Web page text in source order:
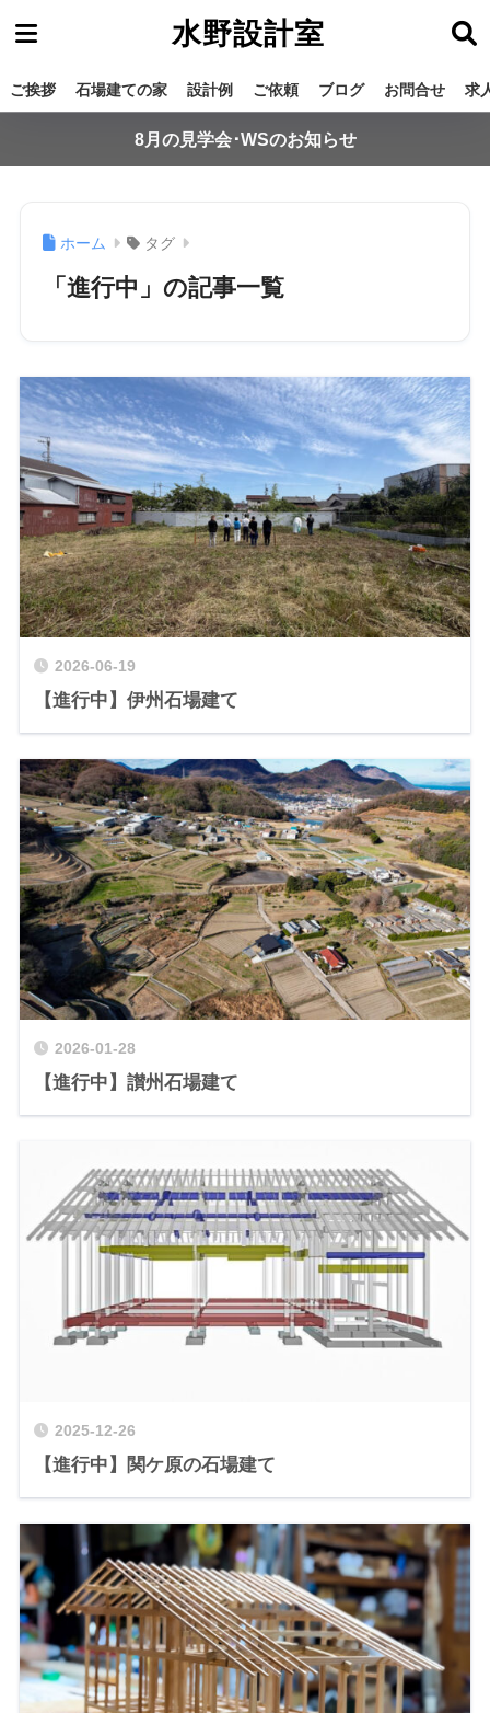
水野設計室
ご挨拶 石場建ての家 設計例 ご依頼 ブログ お問合せ 求
8月の見学会･WSのお知らせ
ホーム タグ
「進行中」の記事一覧
2026-06-19
【進行中】伊州石場建て
2026-01-28
【進行中】讃州石場建て
2025-12-26
【進行中】関ケ原の石場建て